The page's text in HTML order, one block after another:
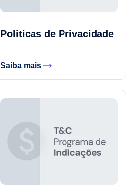
Politicas de Privacidade
Saiba mais